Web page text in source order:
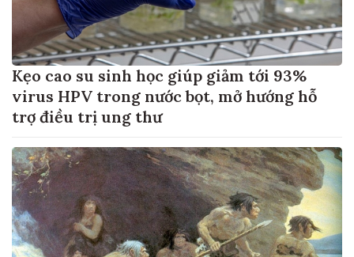
Kẹo cao su sinh học giúp giảm tới 93%
virus HPV trong nước bọt, mở hướng hỗ
trợ điều trị ung thư